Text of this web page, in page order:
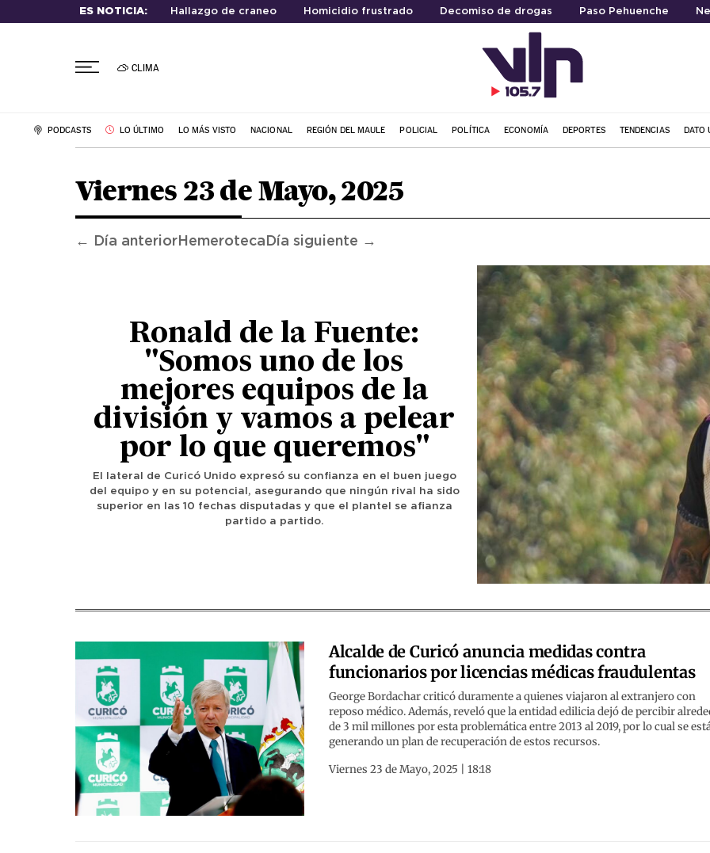
ES NOTICIA: Hallazgo de craneo Homicidio frustrado Decomiso de drogas Paso Pehuenche
CLIMA
PODCASTS LO ÚLTIMO LO MÁS VISTO NACIONAL REGIÓN DEL MAULE POLICIAL POLÍTICA ECONOMÍA DEPORTES TENDENCIAS DATO
Viernes 23 de Mayo, 2025
← Día anteriorHemeroteca Día siguiente →
Ronald de la Fuente:
"Somos uno de los
mejores equipos de la
división y vamos a pelear
por lo que queremos"
El lateral de Curicó Unido expresó su confianza en el buen juego
del equipo y en su potencial, asegurando que ningún rival ha sido
superior en las 10 fechas disputadas y que el plantel se afianza
partido a partido.
Alcalde de Curicó anuncia medidas contra
funcionarios por licencias médicas fraudulentas
George Bordachar criticó duramente a quienes viajaron al extranjero con
reposo médico. Además, reveló que la entidad edilicia dejó de percibir
de 3 mil millones por esta problemática entre 2013 al 2019, por lo cual se
generando un plan de recuperación de estos recursos.
Viernes 23 de Mayo, 2025 | 18:18